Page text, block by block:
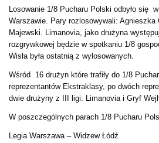
Losowanie 1/8 Pucharu Polski odbyło się
Warszawie. Pary rozlosowywali: Agnieszka
Majewski. Limanovia, jako drużyna
rozgrywkowej będzie w spotkaniu 1/8
Wisła była ostatnią z wylosowanych.
Wśród 16 drużyn które trafiły do 1/8
reprezentantów Ekstraklasy, po dwóch
dwie drużyny z III ligi: Limanovia i Gryf
W poszczególnych parach 1/8 Pucharu
Legia Warszawa – Widzew Łódź